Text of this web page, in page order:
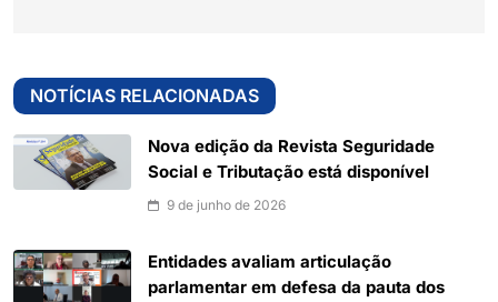
NOTÍCIAS RELACIONADAS
Nova edição da Revista Seguridade
Social e Tributação está disponível
9 de junho de 2026
Entidades avaliam articulação
parlamentar em defesa da pauta dos